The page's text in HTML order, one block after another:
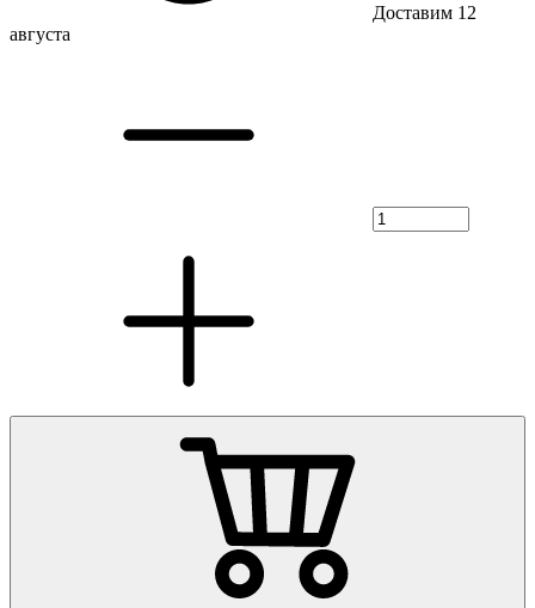
Доставим 12
августа